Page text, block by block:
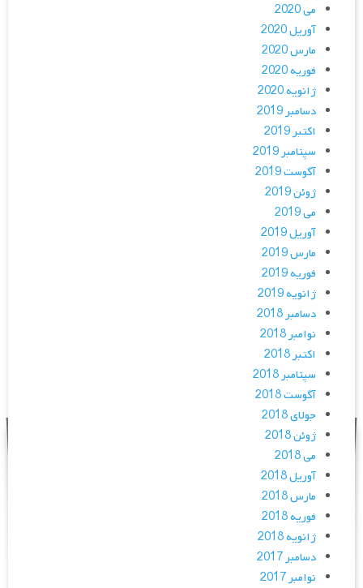
می 2020
آوریل 2020
مارس 2020
فوریه 2020
ژانویه 2020
دسامبر 2019
اکتبر 2019
سپتامبر 2019
آگوست 2019
ژوئن 2019
می 2019
آوریل 2019
مارس 2019
فوریه 2019
ژانویه 2019
دسامبر 2018
نوامبر 2018
اکتبر 2018
سپتامبر 2018
آگوست 2018
جولای 2018
ژوئن 2018
می 2018
آوریل 2018
مارس 2018
فوریه 2018
ژانویه 2018
دسامبر 2017
نوامبر 2017